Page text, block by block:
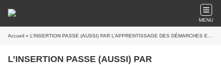
MENU
Accueil » L’INSERTION PASSE (AUSSI) PAR L’APPRENTISSAGE DES DÉMARCHES EN LIGNE.
L’INSERTION PASSE (AUSSI) PAR